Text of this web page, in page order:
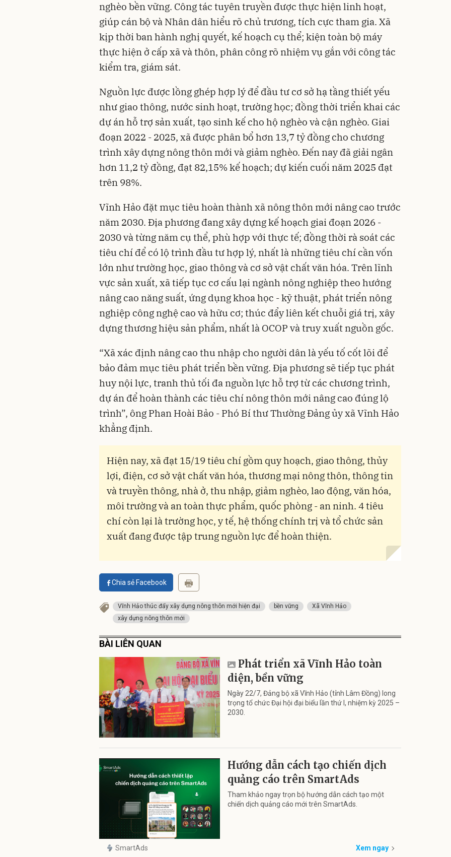
nghèo bền vững. Công tác tuyên truyền được thực hiện linh hoạt,
giúp cán bộ và Nhân dân hiểu rõ chủ trương, tích cực tham gia. Xã
kịp thời ban hành nghị quyết, kế hoạch cụ thể; kiện toàn bộ máy
thực hiện ở cấp xã và thôn, phân công rõ nhiệm vụ gắn với công tác
kiểm tra, giám sát.
Nguồn lực được lồng ghép hợp lý để đầu tư cơ sở hạ tầng thiết yếu
như giao thông, nước sinh hoạt, trường học; đồng thời triển khai các
dự án hỗ trợ sản xuất, tạo sinh kế cho hộ nghèo và cận nghèo. Giai
đoạn 2022 - 2025, xã được phân bổ hơn 13,7 tỷ đồng cho chương
trình xây dựng nông thôn mới và giảm nghèo. Đến nay đã giải ngân
hơn 11,2 tỷ đồng, đạt 82,15% kế hoạch; dự kiến cuối năm 2025 đạt
trên 98%.
Vĩnh Hảo đặt mục tiêu hoàn thành xã nông thôn mới nâng cao trước
năm 2030. Địa phương đang xây dựng kế hoạch giai đoạn 2026 -
2030 và từng năm cụ thể, phù hợp với thực tế; đồng thời rà soát các
tiêu chí để có lộ trình đầu tư hợp lý, nhất là những tiêu chí cần vốn
lớn như trường học, giao thông và cơ sở vật chất văn hóa. Trên lĩnh
vực sản xuất, xã tiếp tục cơ cấu lại ngành nông nghiệp theo hướng
nâng cao năng suất, ứng dụng khoa học - kỹ thuật, phát triển nông
nghiệp công nghệ cao và hữu cơ; thúc đẩy liên kết chuỗi giá trị, xây
dựng thương hiệu sản phẩm, nhất là OCOP và truy xuất nguồn gốc.
“Xã xác định nâng cao thu nhập cho người dân là yếu tố cốt lõi để
bảo đảm mục tiêu phát triển bền vững. Địa phương sẽ tiếp tục phát
huy nội lực, tranh thủ tối đa nguồn lực hỗ trợ từ các chương trình,
dự án để hoàn thành các tiêu chí nông thôn mới nâng cao đúng lộ
trình”, ông Phan Hoài Bảo - Phó Bí thư Thường Đảng ủy xã Vĩnh Hảo
khẳng định.
Hiện nay, xã đạt 15/19 tiêu chí gồm quy hoạch, giao thông, thủy
lợi, điện, cơ sở vật chất văn hóa, thương mại nông thôn, thông tin
và truyền thông, nhà ở, thu nhập, giảm nghèo, lao động, văn hóa,
môi trường và an toàn thực phẩm, quốc phòng - an ninh. 4 tiêu
chí còn lại là trường học, y tế, hệ thống chính trị và tổ chức sản
xuất đang được tập trung nguồn lực để hoàn thiện.
Chia sẻ Facebook
Vĩnh Hảo thúc đẩy xây dựng nông thôn mới hiện đại bền vững
Xã Vĩnh Hảo
xây dựng nông thôn mới
BÀI LIÊN QUAN
Phát triển xã Vĩnh Hảo toàn
diện, bền vững
Ngày 22/7, Đảng bộ xã Vĩnh Hảo (tỉnh Lâm Đồng) long
trọng tổ chức Đại hội đại biểu lần thứ I, nhiệm kỳ 2025 –
2030.
Hướng dẫn cách tạo chiến dịch
quảng cáo trên SmartAds
Tham khảo ngay trọn bộ hướng dẫn cách tạo một
chiến dịch quảng cáo mới trên SmartAds.
SmartAds Xem ngay